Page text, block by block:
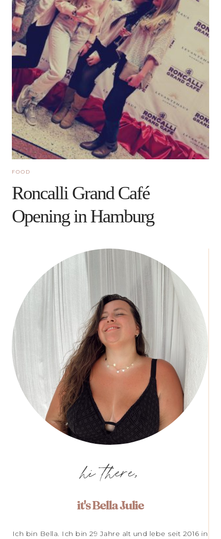
FOOD
Roncalli Grand Café
Opening in Hamburg
hi there,
it's Bella Julie
Ich bin Bella. Ich bin 29 Jahre alt und lebe seit 2016 in